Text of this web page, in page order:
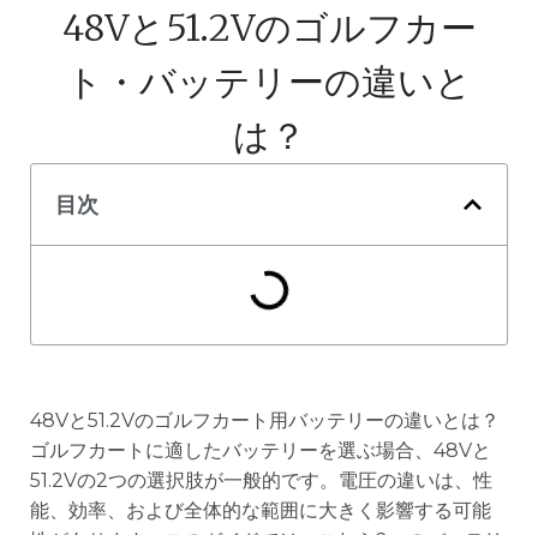
48Vと51.2Vのゴルフカー
ト・バッテリーの違いと
は？
目次
48Vと51.2Vのゴルフカート用バッテリーの違いとは？
ゴルフカートに適したバッテリーを選ぶ場合、48Vと
51.2Vの2つの選択肢が一般的です。電圧の違いは、性
能、効率、および全体的な範囲に大きく影響する可能